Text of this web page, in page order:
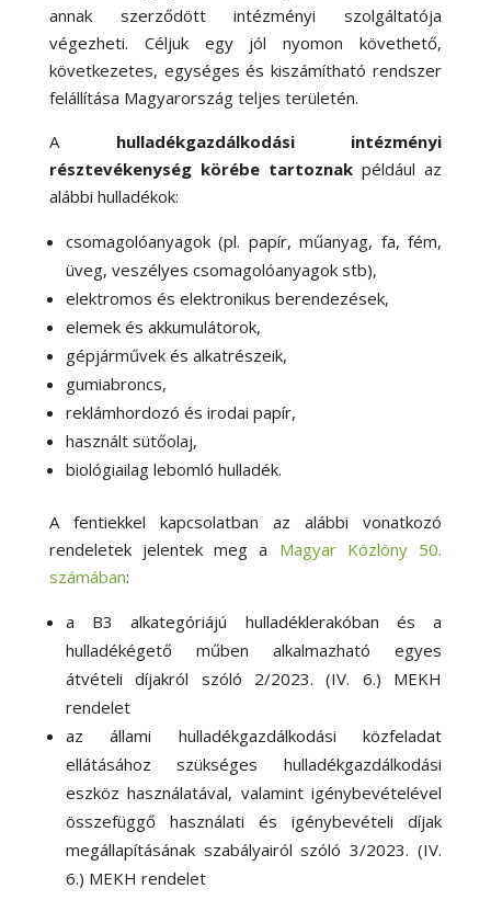
annak szerződött intézményi szolgáltatója
végezheti. Céljuk egy jól nyomon követhető,
következetes, egységes és kiszámítható rendszer
felállítása Magyarország teljes területén.
A hulladékgazdálkodási intézményi
résztevékenység körébe tartoznak például az
alábbi hulladékok:
csomagolóanyagok (pl. papír, műanyag, fa, fém,
üveg, veszélyes csomagolóanyagok stb),
elektromos és elektronikus berendezések,
elemek és akkumulátorok,
gépjárművek és alkatrészeik,
gumiabroncs,
reklámhordozó és irodai papír,
használt sütőolaj,
biológiailag lebomló hulladék.
A fentiekkel kapcsolatban az alábbi vonatkozó
rendeletek jelentek meg a Magyar Közlöny 50.
számában:
a B3 alkategóriájú hulladéklerakóban és a
hulladékégető műben alkalmazható egyes
átvételi díjakról szóló 2/2023. (IV. 6.) MEKH
rendelet
az állami hulladékgazdálkodási közfeladat
ellátásához szükséges hulladékgazdálkodási
eszköz használatával, valamint igénybevételével
összefüggő használati és igénybevételi díjak
megállapításának szabályairól szóló 3/2023. (IV.
6.) MEKH rendelet